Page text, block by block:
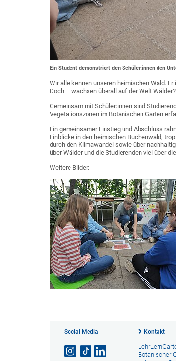
Ein Student demonstriert den Schüler:innen den
Wir alle kennen unseren heimischen Wald.
Doch – wachsen überall auf der Welt Wälder?
Gemeinsam mit Schüler:innen sind
Vegetationszonen im Botanischen Garten
Ein gemeinsamer Einstieg und Abschluss
Einblicke in den heimischen Buchenwald,
durch den Klimawandel sowie über
über Wälder und die Studierenden viel über
Weitere Bilder:
Social Media Kontakt
Botanischer